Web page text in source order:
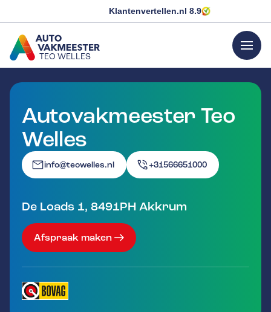
Klantenvertellen.nl 8.9
TEO WELLES
GA NAAR DE HOMEPAGINA
menu
Autovakmeester Teo
Welles
info@teowelles.nl +31566651000
De Loads 1, 8491PH Akkrum
Afspraak maken